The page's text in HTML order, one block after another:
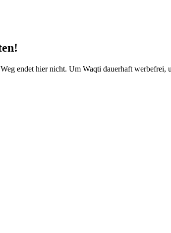
endet hier nicht. Um Waqti dauerhaft werbefrei,